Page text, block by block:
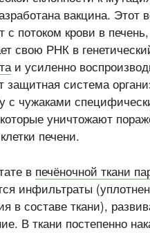
вакцина. Этот
с потоком крови в
свою РНК в
и усиленно
защитная система
с чужаками
уничтожают
печени.
в печёночной ткани
инфильтраты
в составе ткани),
В ткани постепенно